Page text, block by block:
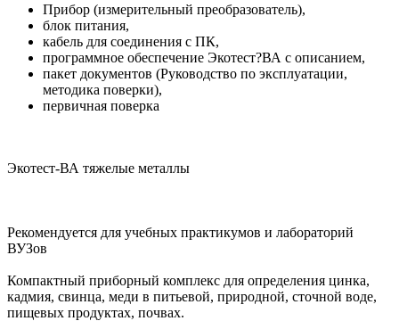
Прибор (измерительный преобразователь),
блок питания,
кабель для соединения с ПК,
программное обеспечение Экотест?ВА с описанием,
пакет документов (Руководство по эксплуатации,
методика поверки),
первичная поверка
Экотест-ВА тяжелые металлы
Рекомендуется для учебных практикумов и лабораторий
ВУЗов
Компактный приборный комплекс для определения цинка,
кадмия, свинца, меди в питьевой, природной, сточной воде,
пищевых продуктах, почвах.